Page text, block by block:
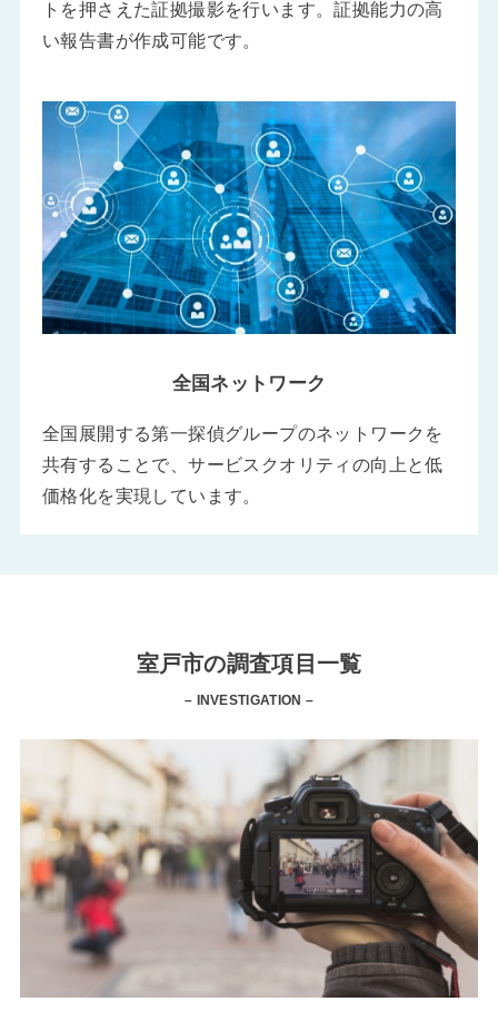
トを押さえた証拠撮影を行います。証拠能力の高
い報告書が作成可能です。
全国ネットワーク
全国展開する第一探偵グループのネットワークを
共有することで、サービスクオリティの向上と低
価格化を実現しています。
室戸市の調査項目一覧
– INVESTIGATION –